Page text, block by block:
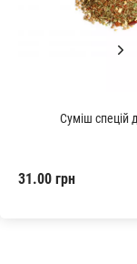
Суміш спецій
31.00 грн